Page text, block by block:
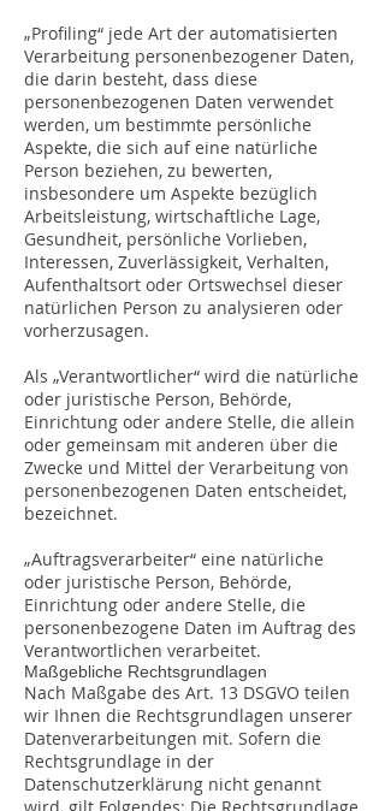
„Profiling“ jede Art der automatisierten
Verarbeitung personenbezogener Daten,
die darin besteht, dass diese
personenbezogenen Daten verwendet
werden, um bestimmte persönliche
Aspekte, die sich auf eine natürliche
Person beziehen, zu bewerten,
insbesondere um Aspekte bezüglich
Arbeitsleistung, wirtschaftliche Lage,
Gesundheit, persönliche Vorlieben,
Interessen, Zuverlässigkeit, Verhalten,
Aufenthaltsort oder Ortswechsel dieser
natürlichen Person zu analysieren oder
vorherzusagen.
Als „Verantwortlicher“ wird die natürliche
oder juristische Person, Behörde,
Einrichtung oder andere Stelle, die allein
oder gemeinsam mit anderen über die
Zwecke und Mittel der Verarbeitung von
personenbezogenen Daten entscheidet,
bezeichnet.
„Auftragsverarbeiter“ eine natürliche
oder juristische Person, Behörde,
Einrichtung oder andere Stelle, die
personenbezogene Daten im Auftrag des
Verantwortlichen verarbeitet.
Maßgebliche Rechtsgrundlagen
Nach Maßgabe des Art. 13 DSGVO teilen
wir Ihnen die Rechtsgrundlagen unserer
Datenverarbeitungen mit. Sofern die
Rechtsgrundlage in der
Datenschutzerklärung nicht genannt